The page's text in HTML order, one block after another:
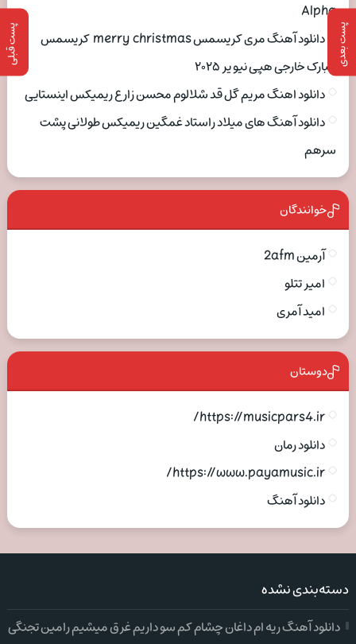
پست بعدی پست قبلی
Alpha
دانلود آهنگ مری کریسمس merry christmas کریسمس
مبارک خارجی هپی نیو یر ۲۰۲۵
دانلود اهنگ مریم گل قد شلالوم محسن زارع ریمیکس اینستایی
دانلود آهنگ های میلاد راستاد غمگین ریمیکس طولانی پشت
سرهم
خوانندگان
آرمین 2afm
امیر تتلو
امید آمری
دوستان
https://musicpars4.ir/
دانلود رمان
https://www.payamusic.ir/
دانلود آهنگ
دسته‌بندی نشده
دانلود آهنگ ریه ام داغان چشام کم سو داریم غرق میشیم رامین تجنگی